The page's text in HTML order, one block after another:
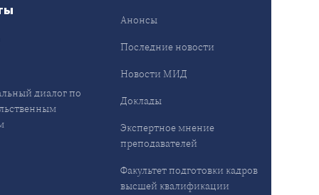
диалог по
Анонсы
Последние новости
Новости МИД
Доклады
Экспертное мнение
преподавателей
Факультет подготовки кадров
высшей квалификации